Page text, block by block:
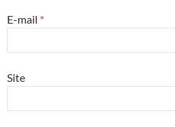
E-mail *
Site